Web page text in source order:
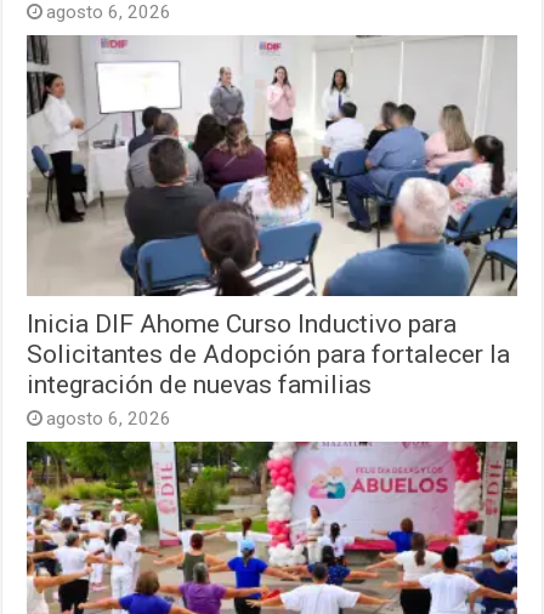
agosto 6, 2026
Inicia DIF Ahome Curso Inductivo para
Solicitantes de Adopción para fortalecer la
integración de nuevas familias
agosto 6, 2026